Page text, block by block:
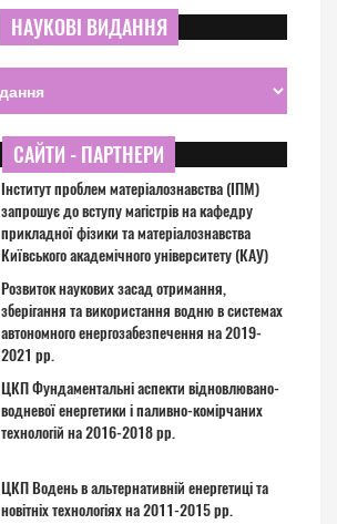
НАУКОВІ ВИДАННЯ
САЙТИ - ПАРТНЕРИ
Інститут проблем матеріалознавства (ІПМ)
запрошує до вступу магістрів на кафедру
прикладної фізики та матеріалознавства
Київського академічного університету (КАУ)
Розвиток наукових засад отримання,
зберігання та використання водню в системах
автономного енергозабезпечення на 2019-
2021 рр.
ЦКП Фундаментальні аспекти відновлювано-
водневої енергетики і паливно-комірчаних
технологій на 2016-2018 рр.
ЦКП Водень в альтернативній енергетиці та
новітніх технологіях на 2011-2015 рр.